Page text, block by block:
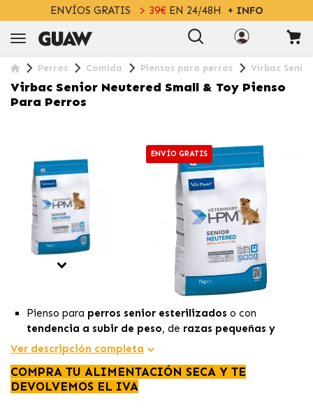
ENVÍOS GRATIS > 39€EN 24/48H + INFO
Perros Comida Piensos para perros Virbac
Virbac Senior Neutered Small & Toy Pienso
Para Perros
ENVÍO GRATIS
Pienso para perros senior esterilizados o con
tendencia a subir de peso, de razas pequeñas y
mini.
Diseñado para abordar las
deperros senior esterilizados , considerando la
ganancia de pesoasociada con la esterilización y la
Ver descripción completa
COMPRA TU ALIMENTACIÓN SECA Y TE
DEVOLVEMOS EL IVA